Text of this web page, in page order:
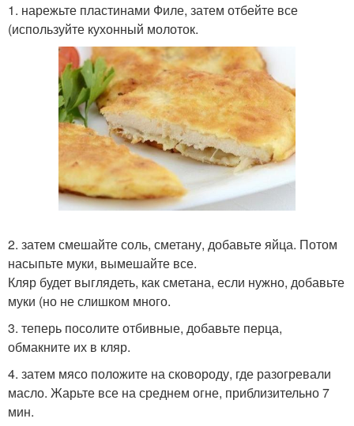
1. нарежьте пластинами Филе, затем отбейте все
(используйте кухонный молоток.
2. затем смешайте соль, сметану, добавьте яйца. Потом
насыпьте муки, вымешайте все.
Кляр будет выглядеть, как сметана, если нужно, добавьте
муки (но не слишком много.
3. теперь посолите отбивные, добавьте перца,
обмакните их в кляр.
4. затем мясо положите на сковороду, где разогревали
масло. Жарьте все на среднем огне, приблизительно 7
мин.